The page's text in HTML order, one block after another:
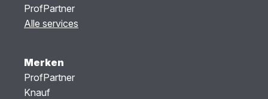
ProfPartner
Alle services
Merken
ProfPartner
Knauf